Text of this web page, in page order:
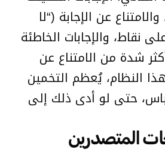
عن الإجابة (“لا
نقاط، والإجابات الخاطئة
شدة من الامتناع عن
النظام، يُعظم التخمين
حتى لو أدى ذلك إلى
المتصدرين